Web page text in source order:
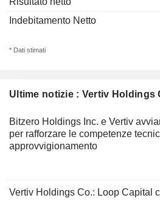
Ultime notizie : Vertiv Holdings
Bitzero Holdings Inc. e Vertiv
per rafforzare le competenze
approvvigionamento
Vertiv Holdings Co.: Loop Capital
Indebitamento Netto
* Dati stimati